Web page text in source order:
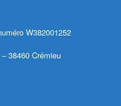
W382001252
38460 Crémieu